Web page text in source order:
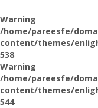
Warning
/home/pareesfe/
content/themes/
538
Warning
/home/pareesfe/
content/themes/
544